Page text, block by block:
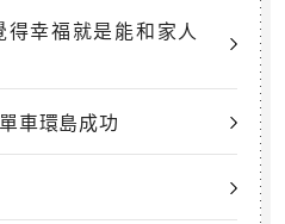
得幸福就是能和家人
車環島成功